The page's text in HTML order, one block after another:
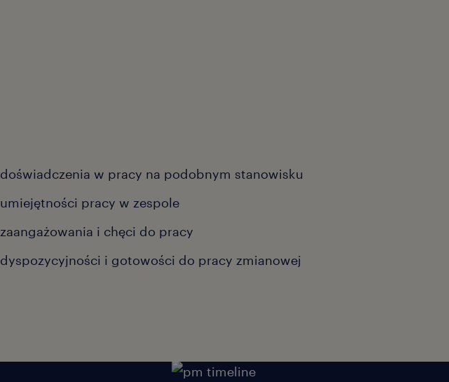
doświadczenia w pracy na podobnym stanowisku
umiejętności pracy w zespole
zaangażowania i chęci do pracy
dyspozycyjności i gotowości do pracy zmianowej